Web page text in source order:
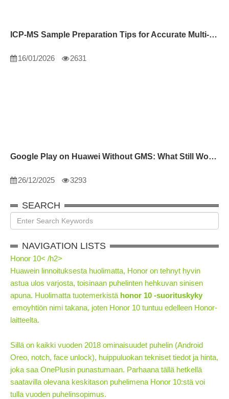
ICP-MS Sample Preparation Tips for Accurate Multi-Element Analysis
16/01/2026 2631
Google Play on Huawei Without GMS: What Still Works
26/12/2025 3293
SEARCH
NAVIGATION LISTS
Honor 10< /h2>
Huawein linnoituksesta huolimatta, Honor on tehnyt hyvin
astua ulos varjosta, toisinaan puhelinten hehkuvan sinisen
apuna. Huolimatta tuotemerkistä honor 10 -suorituskyky
emoyhtiön nimi takana, joten Honor 10 tuntuu edelleen Honor-
laitteelta.
Sillä on kaikki vuoden 2018 ominaisuudet puhelin (Android
Oreo, notch, face unlock), huippuluokan tekniset tiedot ja hinta,
joka saa OnePlusin punastumaan. Parhaana tällä hetkellä
saatavilla olevana keskitason puhelimena Honor 10:stä voi
tulla vuoden puhelinsopimus.